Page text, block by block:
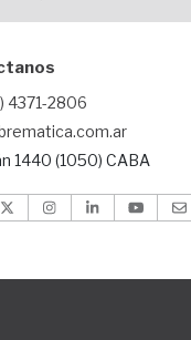
4371-2806
1440 (1050) CABA